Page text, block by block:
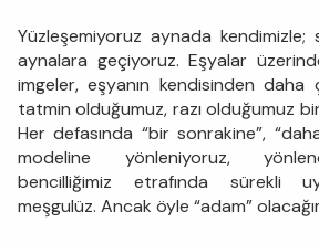
Yüzleşemiyoruz aynada
aynalara geçiyoruz. Eşyalar
imgeler, eşyanın kendisinden
tatmin olduğumuz, razı olduğumuz
Her defasında “bir sonrakine”,
modeline yönleniyoruz,
bencilliğimiz etrafında sürekli
meşgulüz. Ancak öyle “adam”